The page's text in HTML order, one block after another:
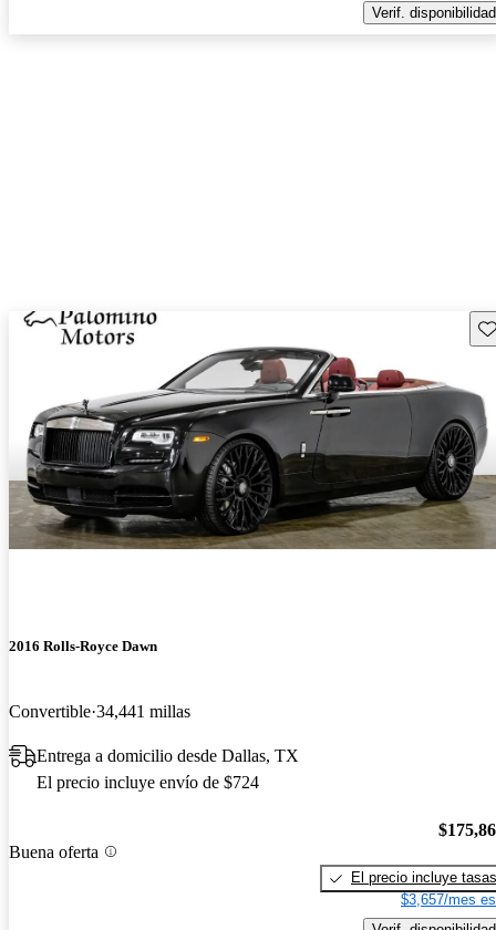
Verif. disponibilidad
2016 Rolls-Royce Dawn
Convertible 34,441 millas
Entrega a domicilio desde Dallas, TX
El precio incluye envío de $724
Buena oferta
El precio incluye tasas
$3,657/mes